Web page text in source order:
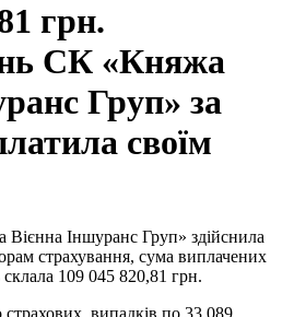
грн.
СК «Княжа
Груп» за
своїм
Іншуранс Груп» здійснила
страхування, сума виплачених
109 045 820,81 грн.
страхових випадків по 33 089